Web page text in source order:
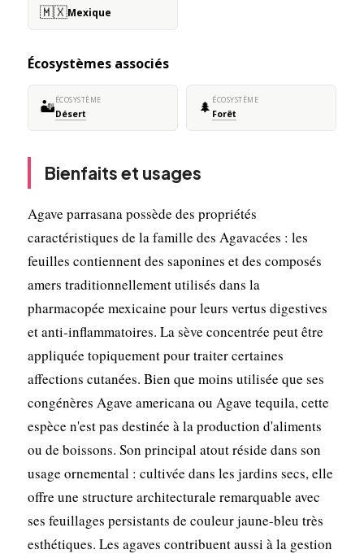
🇲🇽Mexique
Écosystèmes associés
🏜️ÉCOSYSTÈME
Désert 🌲 ÉCOSYSTÈME
Forêt
Bienfaits et usages
Agave parrasana possède des propriétés
caractéristiques de la famille des Agavacées : les
feuilles contiennent des saponines et des composés
amers traditionnellement utilisés dans la
pharmacopée mexicaine pour leurs vertus digestives
et anti-inflammatoires. La sève concentrée peut être
appliquée topiquement pour traiter certaines
affections cutanées. Bien que moins utilisée que ses
congénères Agave americana ou Agave tequila, cette
espèce n'est pas destinée à la production d'aliments
ou de boissons. Son principal atout réside dans son
usage ornemental : cultivée dans les jardins secs, elle
offre une structure architecturale remarquable avec
ses feuillages persistants de couleur jaune-bleu très
esthétiques. Les agaves contribuent aussi à la gestion